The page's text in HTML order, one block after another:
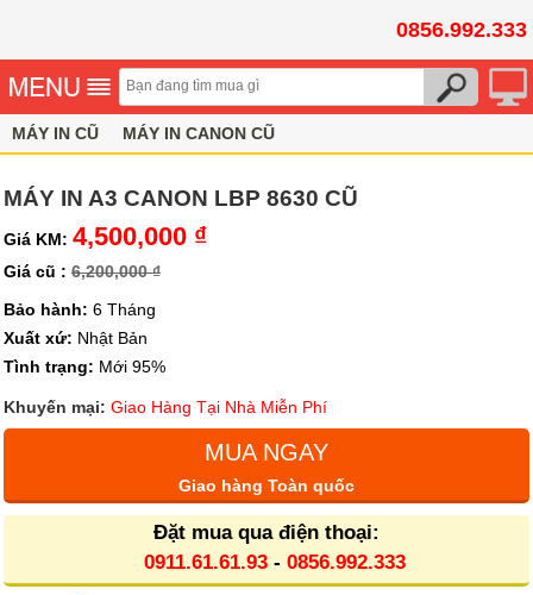
0856.992.333
MÁY IN CŨ MÁY IN CANON CŨ
MÁY IN A3 CANON LBP 8630 CŨ
Giá KM: 4,500,000 ₫
Giá cũ : 6,200,000 ₫
Bảo hành: 6 Tháng
Xuất xứ: Nhật Bản
Tình trạng: Mới 95%
Khuyến mại: Giao Hàng Tại Nhà Miễn Phí
MUA NGAY
Giao hàng Toàn quốc
Đặt mua qua điện thoại:
0911.61.61.93- 0856.992.333